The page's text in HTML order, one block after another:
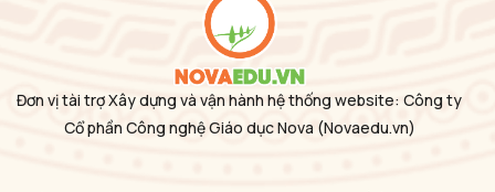
Đơn vị tài trợ Xây dựng và vận hành hệ thống website: Công ty
Cổ phần Công nghệ Giáo dục Nova (Novaedu.vn)